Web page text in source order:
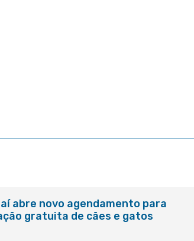
abre novo agendamento para
gratuita de cães e gatos